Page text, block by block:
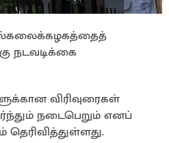
நடவடிக்கை
விரிவுரைகள்
நடைபெறும் எனப்